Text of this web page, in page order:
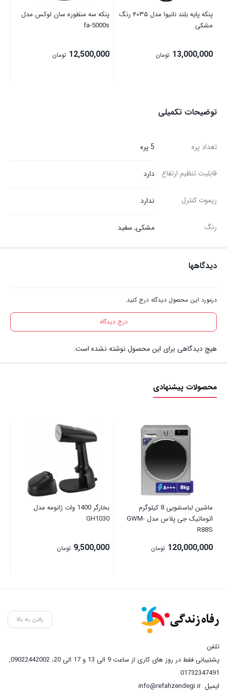
پنکه پایه بلند نانیوا مدل ۴۰۳۵ رنگ
مشکی
13,000,000 تومان
پنکه سه منظوره سان لوکس مدل
fa-5000s
12,500,000 تومان
توضیحات تکمیلی
تعداد پره 5 پره
قابلیت تنظیم ارتفاع دارد
ریموت کنترل ندارد
رنگ مشکی, سفید
دیدگاهها
درمورد این محصول دیدگاه درج کنید.
درج دیدگاه
هیچ دیدگاهی برای این محصول نوشته نشده است.
محصولات پیشنهادی
ماشین لباسشویی 8 کیلوگرم
اتوماتیک جی پلاس مدل GWM-
R88S
120,000,000 تومان
بخارگر 1400 وات ژانومه مدل
GH1030
9,500,000 تومان
رفتن به بالا
تلفن
پشتیبانی فقط در روز های کاری از ساعت 9 الی 13 و 17 الی 20، 09022442002
,
01732347491
ایمیلinfo@refahzendegi.ir